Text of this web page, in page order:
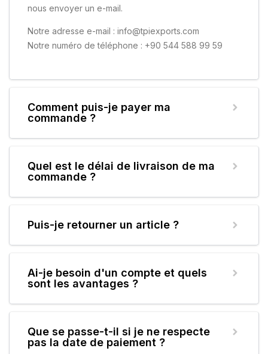
nous envoyer un e-mail.
Notre adresse e-mail : info@tpiexports.com
Notre numéro de téléphone : +90 544 588 99 59
Comment puis-je payer ma
commande ?
Quel est le délai de livraison de ma
commande ?
Puis-je retourner un article ?
Ai-je besoin d'un compte et quels
sont les avantages ?
Que se passe-t-il si je ne respecte
pas la date de paiement ?